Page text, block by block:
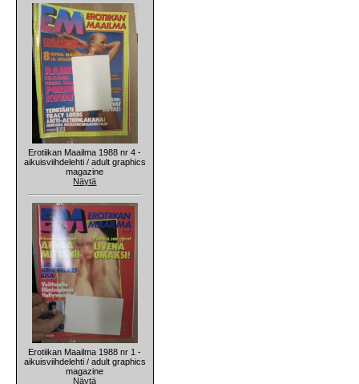
Erotiikan Maailma 1988 nr 4 -
aikuisviihdelehti / adult graphics
magazine
Näytä
Erotiikan Maailma 1988 nr 1 -
aikuisviihdelehti / adult graphics
magazine
Näytä